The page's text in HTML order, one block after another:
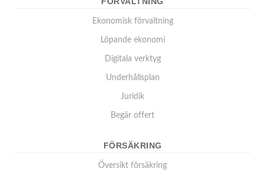
Ekonomisk förvaltning
Löpande ekonomi
Digitala verktyg
Underhållsplan
Juridik
Begär offert
FÖRSÄKRING
Översikt försäkring